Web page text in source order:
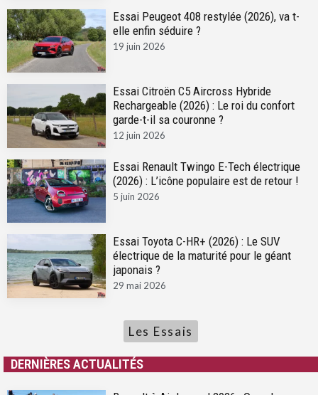
Essai Peugeot 408 restylée (2026), va t-
elle enfin séduire ?
19 juin 2026
Essai Citroën C5 Aircross Hybride
Rechargeable (2026) : Le roi du confort
garde-t-il sa couronne ?
12 juin 2026
Essai Renault Twingo E-Tech électrique
(2026) : L’icône populaire est de retour !
5 juin 2026
Essai Toyota C-HR+ (2026) : Le SUV
électrique de la maturité pour le géant
japonais ?
29 mai 2026
Les Essais
DERNIÈRES ACTUALITÉS